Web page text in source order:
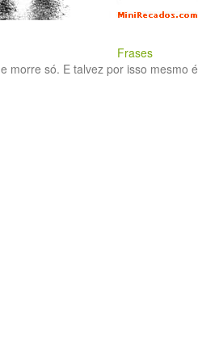
Frases
morre só. E talvez por isso mesmo